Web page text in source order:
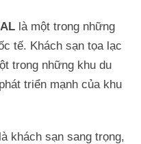
là một trong những
tế. Khách sạn tọa lạc
trong những khu du
triển mạnh của khu
là khách sạn sang trọng,